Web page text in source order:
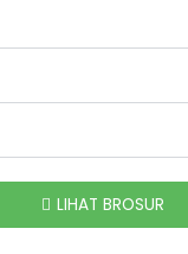
LIHAT BROSUR